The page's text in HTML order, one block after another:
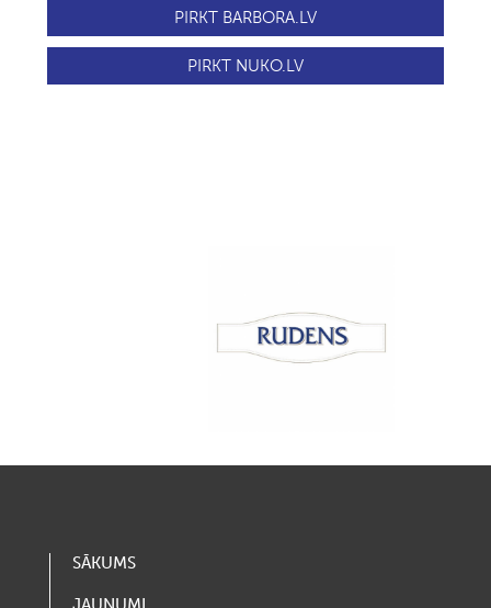
PIRKT BARBORA.LV
PIRKT NUKO.LV
SĀKUMS